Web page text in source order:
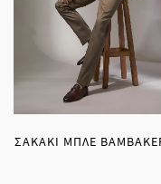
ΣΑΚΑΚΙ ΜΠΛΕ